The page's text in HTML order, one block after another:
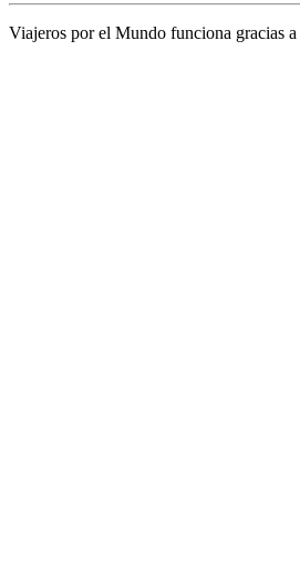
Viajeros por el Mundo funciona gracias a